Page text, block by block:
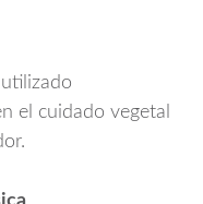
el cuidado vegetal